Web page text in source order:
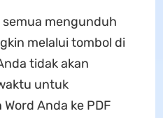
semua mengunduh
melalui tombol di
tidak akan
untuk
Anda ke PDF